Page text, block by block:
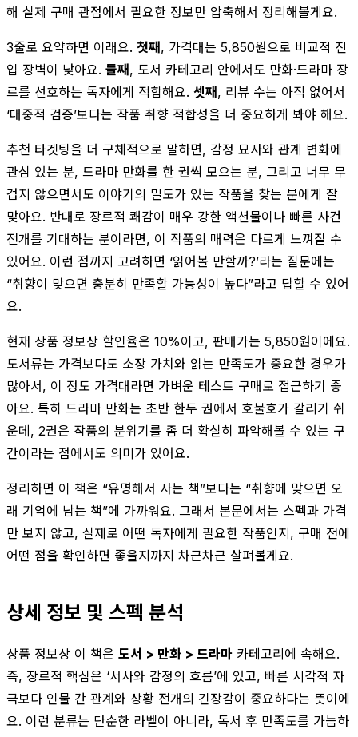
해 실제 구매 관점에서 필요한 정보만 압축해서 정리해볼게요.
3줄로 요약하면 이래요. 첫째, 가격대는 5,850원으로 비교적 진
입 장벽이 낮아요. 둘째, 도서 카테고리 안에서도 만화·드라마 장
르를 선호하는 독자에게 적합해요. 셋째, 리뷰 수는 아직 없어서
‘대중적 검증’보다는 작품 취향 적합성을 더 중요하게 봐야 해요.
추천 타겟팅을 더 구체적으로 말하면, 감정 묘사와 관계 변화에
관심 있는 분, 드라마 만화를 한 권씩 모으는 분, 그리고 너무 무
겁지 않으면서도 이야기의 밀도가 있는 작품을 찾는 분에게 잘
맞아요. 반대로 장르적 쾌감이 매우 강한 액션물이나 빠른 사건
전개를 기대하는 분이라면, 이 작품의 매력은 다르게 느껴질 수
있어요. 이런 점까지 고려하면 ‘읽어볼 만할까?’라는 질문에는
“취향이 맞으면 충분히 만족할 가능성이 높다”라고 답할 수 있어
요.
현재 상품 정보상 할인율은 10%이고, 판매가는 5,850원이에요.
도서류는 가격보다도 소장 가치와 읽는 만족도가 중요한 경우가
많아서, 이 정도 가격대라면 가벼운 테스트 구매로 접근하기 좋
아요. 특히 드라마 만화는 초반 한두 권에서 호불호가 갈리기 쉬
운데, 2권은 작품의 분위기를 좀 더 확실히 파악해볼 수 있는 구
간이라는 점에서도 의미가 있어요.
정리하면 이 책은 “유명해서 사는 책”보다는 “취향에 맞으면 오
래 기억에 남는 책”에 가까워요. 그래서 본문에서는 스펙과 가격
만 보지 않고, 실제로 어떤 독자에게 필요한 작품인지, 구매 전에
어떤 점을 확인하면 좋을지까지 차근차근 살펴볼게요.
상세 정보 및 스펙 분석
상품 정보상 이 책은 도서 > 만화 > 드라마 카테고리에 속해요.
즉, 장르적 핵심은 ‘서사와 감정의 흐름’에 있고, 빠른 시각적 자
극보다 인물 간 관계와 상황 전개의 긴장감이 중요하다는 뜻이에
요. 이런 분류는 단순한 라벨이 아니라, 독서 후 만족도를 가늠하